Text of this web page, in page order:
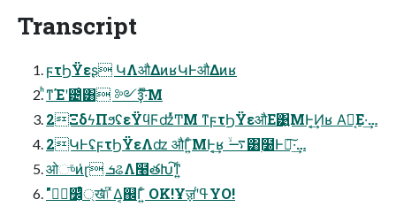
Transcript
ϝτϦΫεʂ ԿΛऔΔͷʁԿͰऔΔͷʁ
ͪͳΈʹ౴͑͸ ༻ҙͯ͠·ͤΜ
2ΞδϟΠϧʢεΫϥϜʣͬͯͲΜ ͳϝτϦΫεऔΕ͹͍͍ΜͰ͔͢Ͷʁ Α͘ฉ͔Ε·͢…
2ԿͰʢϝτϦΫεΛʣ औΓ͍ͨΜͰ͔͢ʁ ࠷ۙ͸࣭໰Ͱฦ͠·͢…
ओுͦͷ̍ɽ ܭଌΛ໨తԽ͠ͳ͍
"ࣗ෼্͕ͨͪख͘ݴͬ ͯΔ͔஌Γ͍ͨ OK!Ұॹʹߟ͑YO!